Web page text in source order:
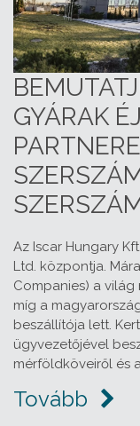
GYÁRAK
Az Iscar Hungary
Ltd. központja.
Companies) a
míg a
beszállítója lett.
ügyvezetőjével
mérföldköveiről és
Tovább